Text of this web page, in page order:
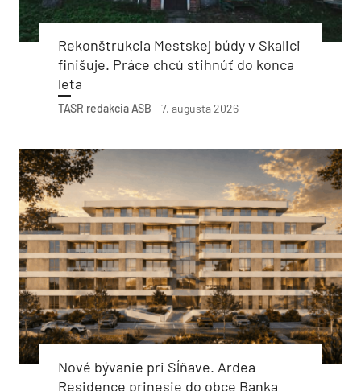
Rekonštrukcia Mestskej búdy v Skalici
finišuje. Práce chcú stihnúť do konca
leta
TASR redakcia ASB - 7. augusta 2026
Nové bývanie pri Sĺňave. Ardea
Residence prinesie do obce Banka